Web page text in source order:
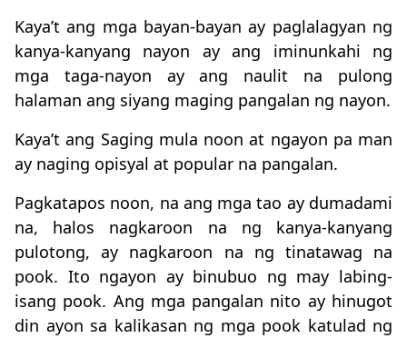
Kaya’t ang mga bayan-bayan ay paglalagyan ng
kanya-kanyang nayon ay ang iminunkahi ng
mga taga-nayon ay ang naulit na pulong
halaman ang siyang maging pangalan ng nayon.
Kaya’t ang Saging mula noon at ngayon pa man
ay naging opisyal at popular na pangalan.
Pagkatapos noon, na ang mga tao ay dumadami
na, halos nagkaroon na ng kanya-kanyang
pulotong, ay nagkaroon na ng tinatawag na
pook. Ito ngayon ay binubuo ng may labing-
isang pook. Ang mga pangalan nito ay hinugot
din ayon sa kalikasan ng mga pook katulad ng